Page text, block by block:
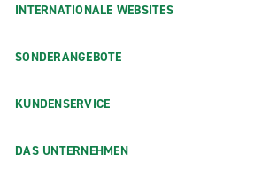
INTERNATIONALE WEBSITES
SONDERANGEBOTE
KUNDENSERVICE
DAS UNTERNEHMEN